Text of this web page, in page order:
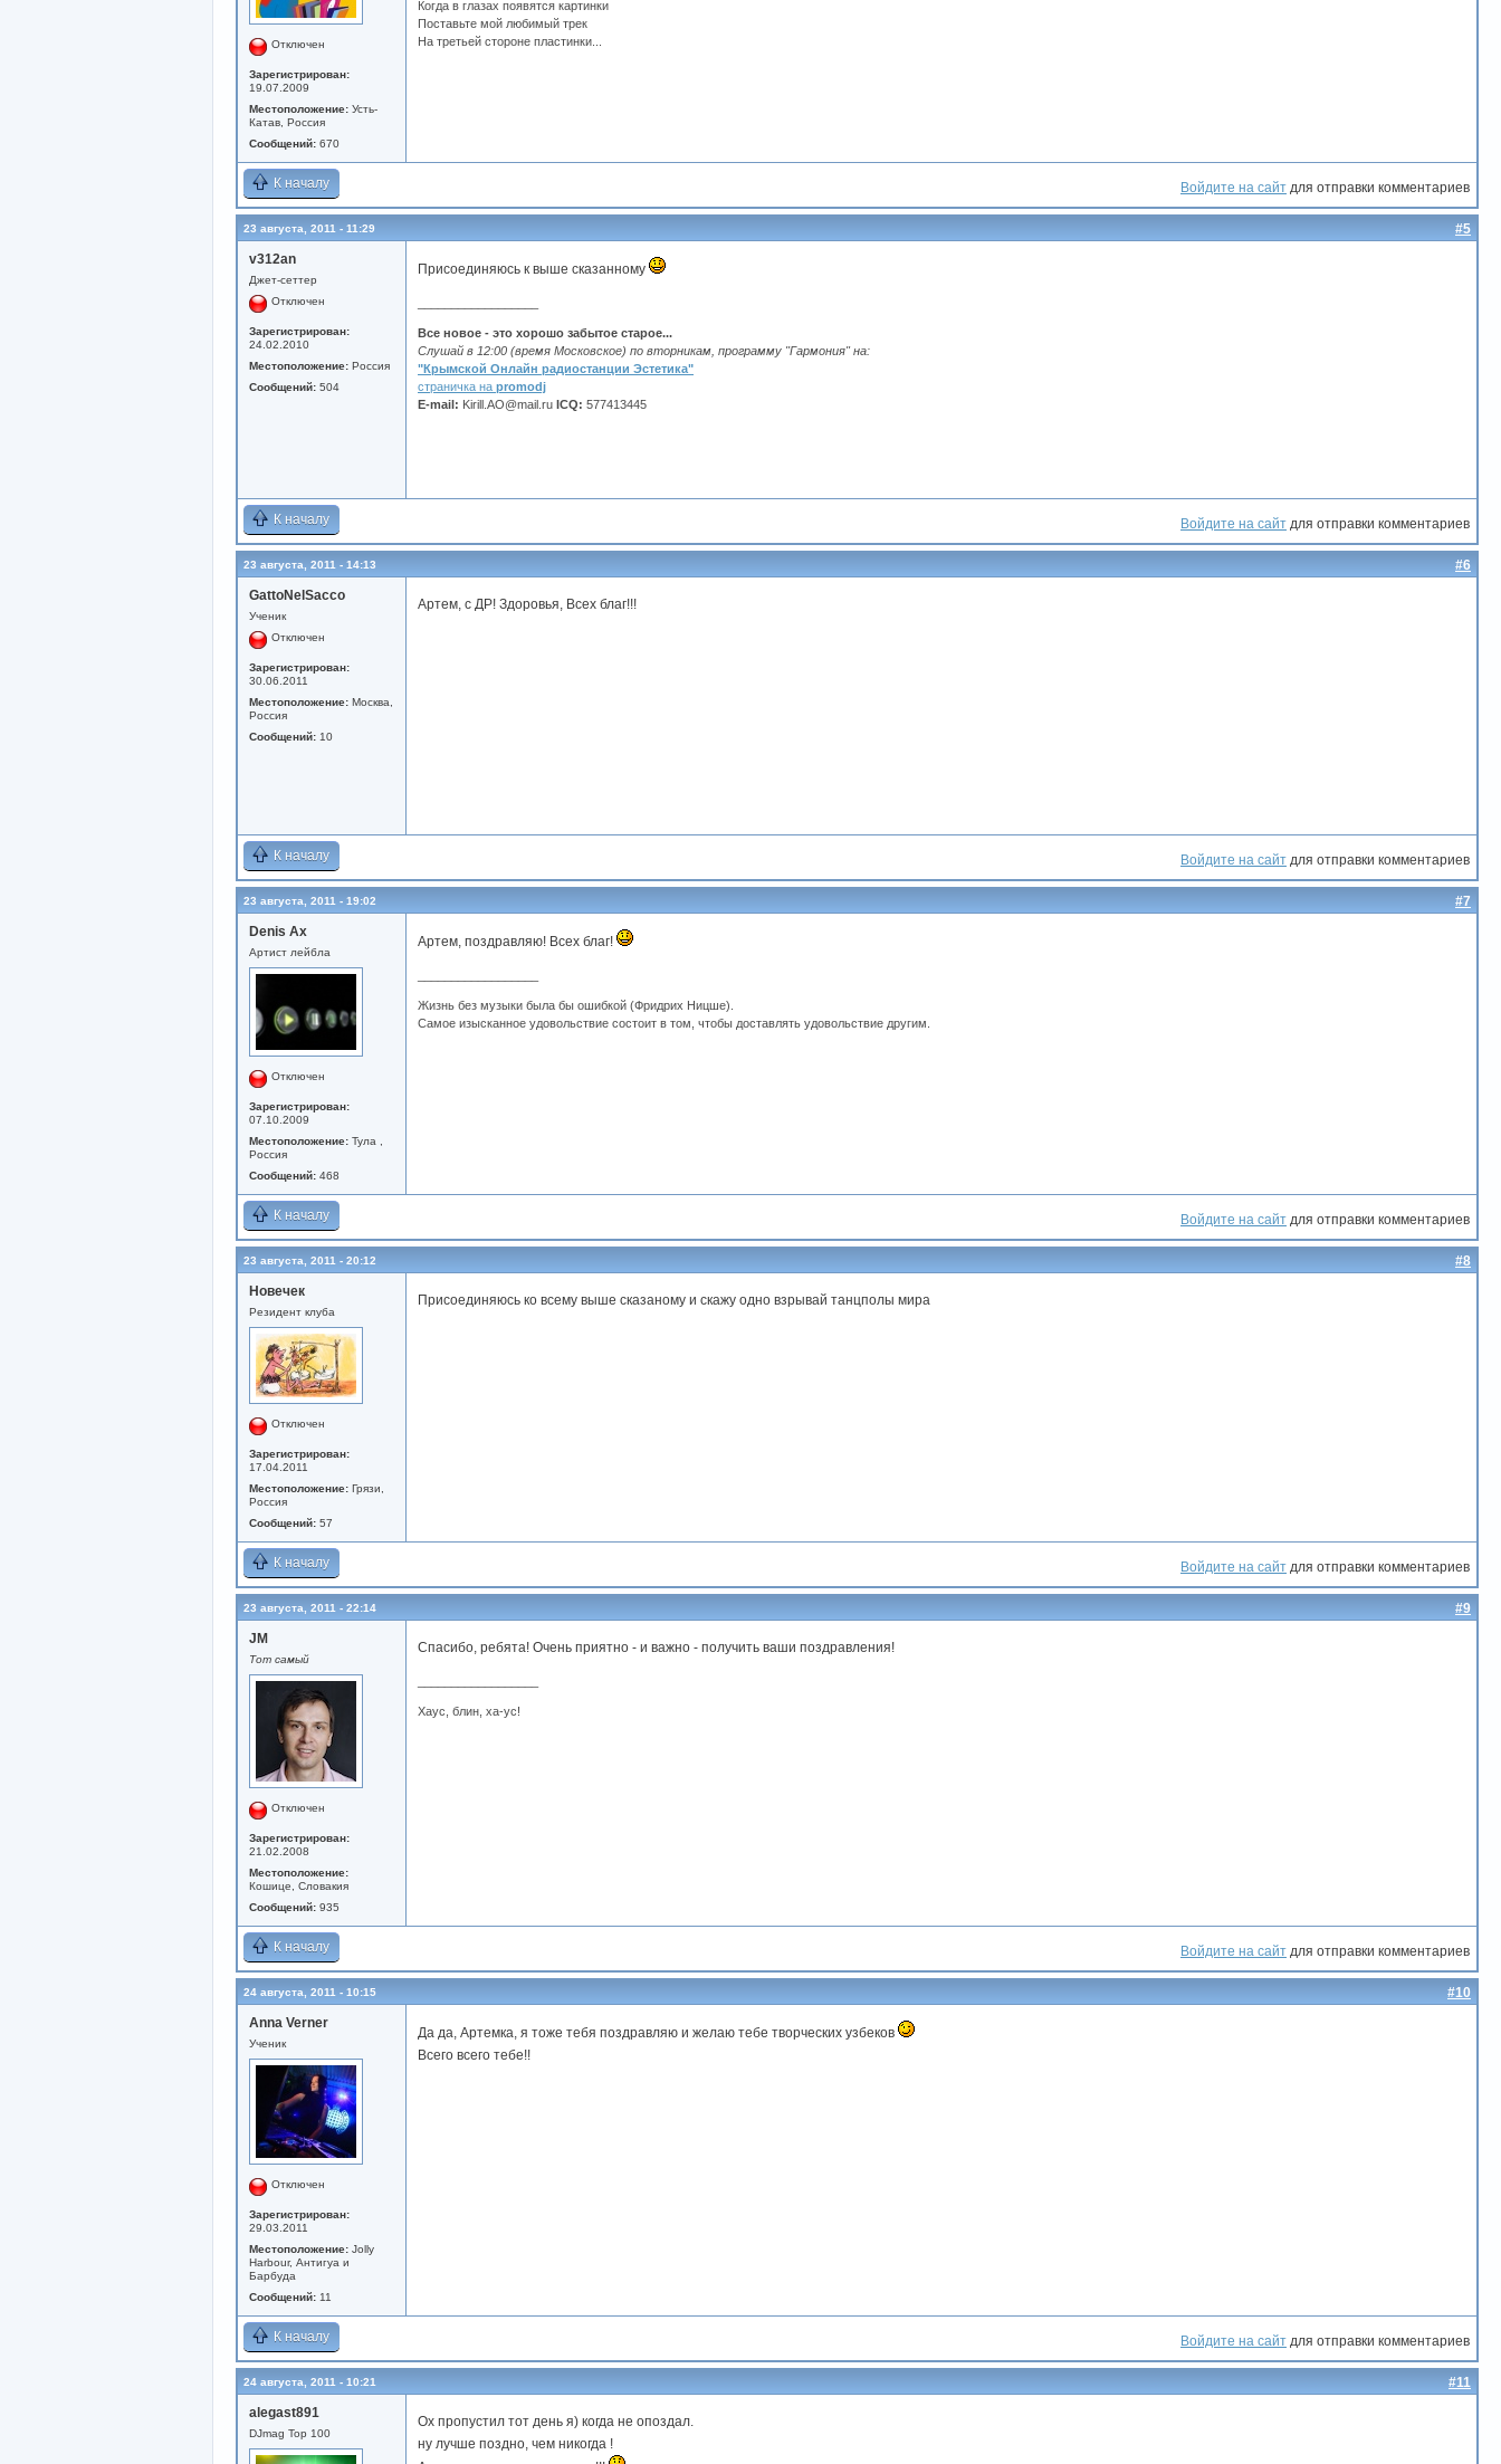
Отключен
Зарегистрирован:
19.07.2009
Местоположение: Усть-
Катав, Россия
Сообщений: 670
Когда в глазах появятся картинки
Поставьте мой любимый трек
На третьей стороне пластинки...
К началу Войдите на сайт для отправки комментариев
23 августа, 2011 - 11:29
#5
v312an
Джет-сеттер
Отключен
Зарегистрирован:
24.02.2010
Местоположение: Россия
Сообщений: 504
Присоединяюсь к выше сказанному
Все новое - это хорошо забытое старое...
Слушай в 12:00 (время Московское) по вторникам, программу "Гармония" на:
"Крымской Онлайн радиостанции Эстетика"
страничка на promodj
E-mail: Kirill.AO@mail.ru ICQ: 577413445
К началу Войдите на сайт для отправки комментариев
23 августа, 2011 - 14:13
#6
GattoNelSacco
Ученик
Отключен
Зарегистрирован:
30.06.2011
Местоположение: Москва,
Россия
Сообщений: 10
Артем, с ДР! Здоровья, Всех благ!!!
К началу Войдите на сайт для отправки комментариев
23 августа, 2011 - 19:02
#7
Denis Ax
Артист лейбла
Отключен
Зарегистрирован:
07.10.2009
Местоположение: Тула ,
Россия
Сообщений: 468
Артем, поздравляю! Всех благ!
Жизнь без музыки была бы ошибкой (Фридрих Ницше).
Самое изысканное удовольствие состоит в том, чтобы доставлять удовольствие другим.
К началу Войдите на сайт для отправки комментариев
23 августа, 2011 - 20:12
#8
Новечек
Резидент клуба
Отключен
Зарегистрирован:
17.04.2011
Местоположение: Грязи,
Россия
Сообщений: 57
Присоединяюсь ко всему выше сказаному и скажу одно взрывай танцполы мира
К началу Войдите на сайт для отправки комментариев
23 августа, 2011 - 22:14
#9
JM
Тот самый
Отключен
Зарегистрирован:
21.02.2008
Местоположение:
Кошице, Словакия
Сообщений: 935
Спасибо, ребята! Очень приятно - и важно - получить ваши поздравления!
Хаус, блин, ха-ус!
К началу Войдите на сайт для отправки комментариев
24 августа, 2011 - 10:15
#10
Anna Verner
Ученик
Отключен
Зарегистрирован:
29.03.2011
Местоположение: Jolly
Harbour, Антигуа и
Барбуда
Сообщений: 11
Да да, Артемка, я тоже тебя поздравляю и желаю тебе творческих узбеков
Всего всего тебе!!
К началу Войдите на сайт для отправки комментариев
24 августа, 2011 - 10:21
#11
alegast891
DJmag Top 100
Ох пропустил тот день я) когда не опоздал.
ну лучше поздно, чем никогда !